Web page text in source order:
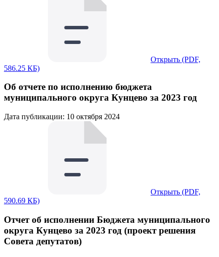
Открыть (PDF,
586.25 КБ)
Об отчете по исполнению бюджета
муниципального округа Кунцево за 2023 год
Дата публикации: 10 октября 2024
Открыть (PDF,
590.69 КБ)
Отчет об исполнении Бюджета муниципального
округа Кунцево за 2023 год (проект решения
Совета депутатов)